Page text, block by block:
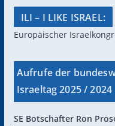
ILI – I LIKE ISRAEL:
Europäischer
Aufrufe der
Israeltag 2025 / 2024
SE Botschafter Ron